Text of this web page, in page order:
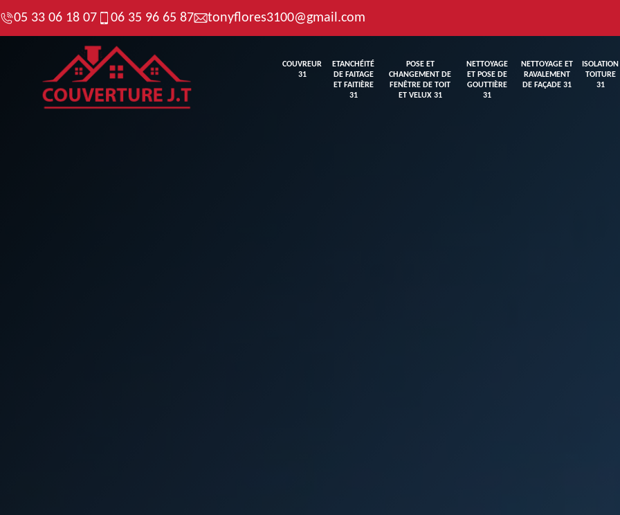
05 33 06 18 07 06 35 96 65 87 tonyflores3100@gmail.com
COUVREUR
31
ETANCHÉITÉ
DE FAITAGE
ET FAITIÈRE
31
POSE ET
CHANGEMENT DE
FENÊTRE DE TOIT
ET VELUX 31
NETTOYAGE
ET POSE DE
GOUTTIÈRE
31
NETTOYAGE ET
RAVALEMENT
DE FAÇADE 31
ISOLATION
TOITURE
31